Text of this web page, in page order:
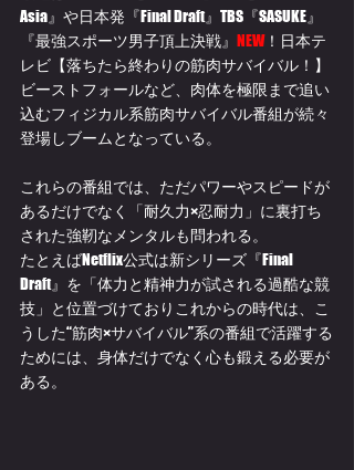
Asia』や日本発『Final Draft』TBS『SASUKE』
『最強スポーツ男子頂上決戦』 NEW！日本テ
レビ【落ちたら終わりの筋肉サバイバル！】
ビーストフォールなど、肉体を極限まで追い
込むフィジカル系筋肉サバイバル番組が続々
登場しブームとなっている。
これらの番組では、ただパワーやスピードが
あるだけでなく「耐久力×忍耐力」に裏打ち
された強靭なメンタルも問われる。
たとえばNetflix公式は新シリーズ『Final
Draft』を「体力と精神力が試される過酷な競
技」と位置づけておりこれからの時代は、こ
うした“筋肉×サバイバル”系の番組で活躍する
ためには、身体だけでなく心も鍛える必要が
ある。